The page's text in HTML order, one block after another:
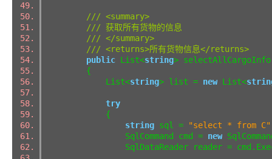
/// <summary>
/// 获取所有货物的信息
/// </summary>
/// <returns>所有货物信息</returns>
public List<string>
{
List<string> list = new List<
try
{
string sql = "select * from C"
SqlCommand cmd = new
SqlDataReader reader =